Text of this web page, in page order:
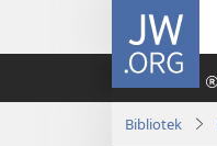
JW.ORG
Bibliotek